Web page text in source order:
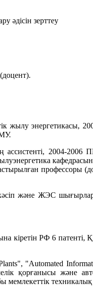
әдісін зерттеу
жылу энергетикасы,
2004-2006
профессоры
және ЖЭС
кіретін РФ 6
"Automated
қорғанысы және